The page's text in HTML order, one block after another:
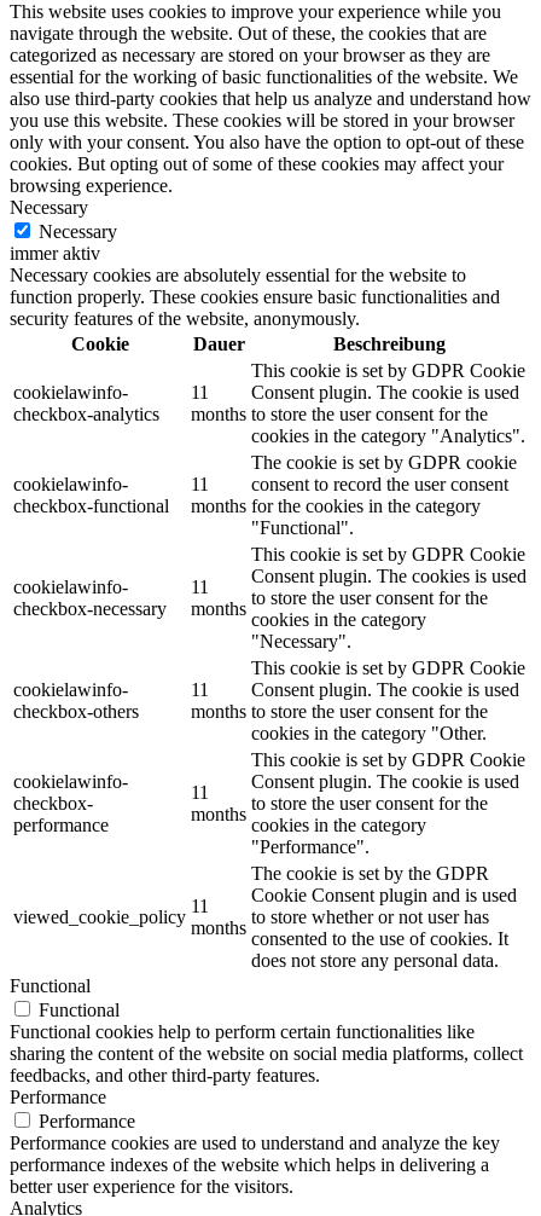
This website uses cookies to improve your experience while you
navigate through the website. Out of these, the cookies that are
categorized as necessary are stored on your browser as they are
essential for the working of basic functionalities of the website. We
also use third-party cookies that help us analyze and understand how
you use this website. These cookies will be stored in your browser
only with your consent. You also have the option to opt-out of these
cookies. But opting out of some of these cookies may affect your
browsing experience.
Necessary
Necessary
immer aktiv
Necessary cookies are absolutely essential for the website to
function properly. These cookies ensure basic functionalities and
security features of the website, anonymously.
Cookie
Dauer Beschreibung
cookielawinfo-
checkbox-analytics
11
months
This cookie is set by GDPR Cookie
Consent plugin. The cookie is used
to store the user consent for the
cookies in the category "Analytics".
cookielawinfo-
checkbox-functional
11
months
The cookie is set by GDPR cookie
consent to record the user consent
for the cookies in the category
"Functional".
cookielawinfo-
checkbox-necessary
11
months
This cookie is set by GDPR Cookie
Consent plugin. The cookies is used
to store the user consent for the
cookies in the category
"Necessary".
cookielawinfo-
checkbox-others
11
months
This cookie is set by GDPR Cookie
Consent plugin. The cookie is used
to store the user consent for the
cookies in the category "Other.
cookielawinfo-
checkbox-
performance
11
months
This cookie is set by GDPR Cookie
Consent plugin. The cookie is used
to store the user consent for the
cookies in the category
"Performance".
viewed_cookie_policy
11
months
The cookie is set by the GDPR
Cookie Consent plugin and is used
to store whether or not user has
consented to the use of cookies. It
does not store any personal data.
Functional
Functional
Functional cookies help to perform certain functionalities like
sharing the content of the website on social media platforms, collect
feedbacks, and other third-party features.
Performance
Performance
Performance cookies are used to understand and analyze the key
performance indexes of the website which helps in delivering a
better user experience for the visitors.
Analytics